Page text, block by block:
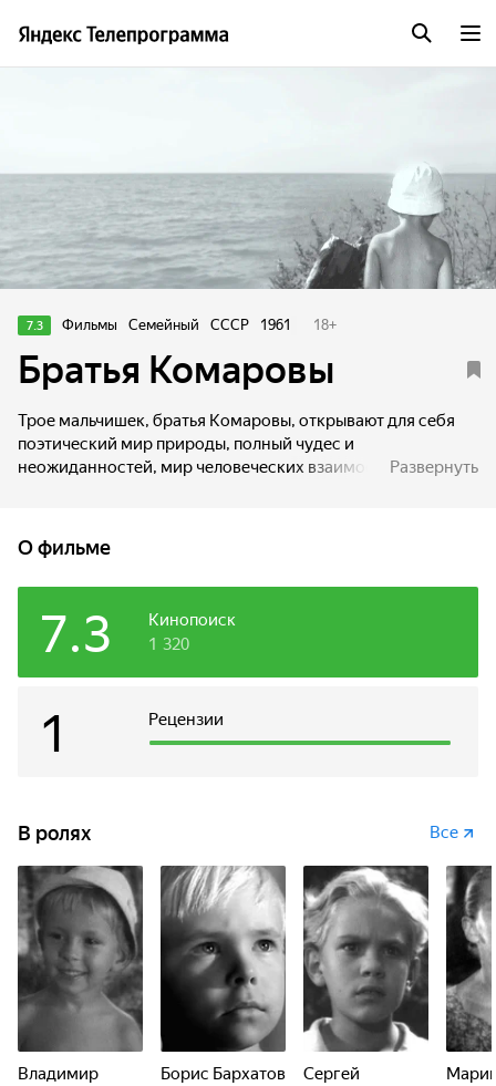
7.3 Фильмы Семейный СССР 1961 18+
Братья Комаровы
Трое мальчишек, братья Комаровы, открывают для себя
поэтический мир природы, полный чудес и
неожиданностей, мир человеческих взаимоотношений.
Развернуть
О фильме
Кинопоиск
7.3 1 320
Рецензии
1
В ролях Все
Владимир
Борис Бархатов
Сергей